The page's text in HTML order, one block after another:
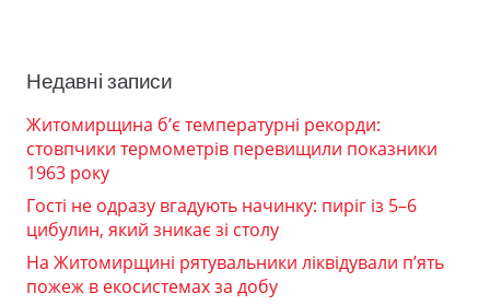
Недавні записи
Житомирщина б’є температурні рекорди:
стовпчики термометрів перевищили показники
1963 року
Гості не одразу вгадують начинку: пиріг із 5–6
цибулин, який зникає зі столу
На Житомирщині рятувальники ліквідували п’ять
пожеж в екосистемах за добу